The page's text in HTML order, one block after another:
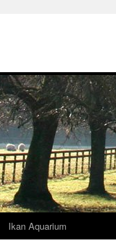
Ikan Aquarium